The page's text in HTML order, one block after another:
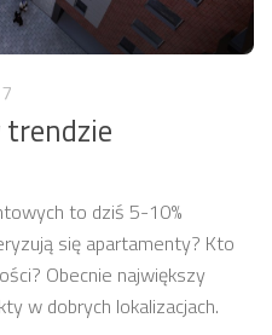
to dziś 5-10%
się apartamenty? Kto
Obecnie największy
w dobrych lokalizacjach.